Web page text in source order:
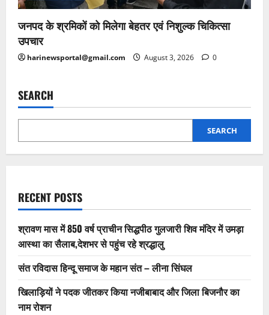
जनपद के श्रमिकों को मिलेगा बेहतर एवं निशुल्क चिकित्सा
उपचार
harinewsportal@gmail.com August 3, 2026 0
SEARCH
SEARCH
RECENT POSTS
श्रावण मास में 850 वर्ष प्राचीन सिद्धपीठ गुलजारी शिव मंदिर में उमड़ा
आस्था का सैलाब,देशभर से पहुंच रहे श्रद्धालु
संत रविदास हिन्दू समाज के महान संत – लीना सिंघल
खिलाड़ियों ने पदक जीतकर किया नजीबाबाद और जिला बिजनौर का
नाम रोशन